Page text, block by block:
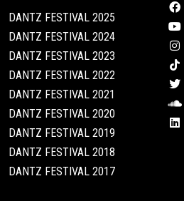
DANTZ FESTIVAL 2025
DANTZ FESTIVAL 2024
DANTZ FESTIVAL 2023
DANTZ FESTIVAL 2022
DANTZ FESTIVAL 2021
DANTZ FESTIVAL 2020
DANTZ FESTIVAL 2019
DANTZ FESTIVAL 2018
DANTZ FESTIVAL 2017